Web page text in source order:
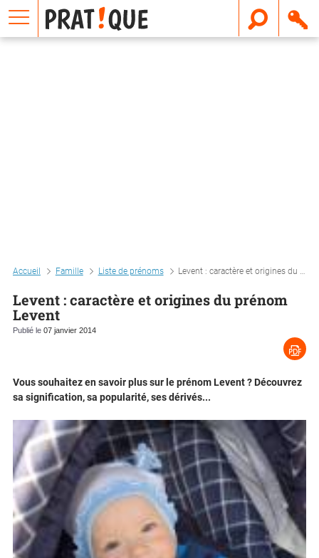
Accueil Famille Liste de prénoms Levent : caractère et origines du prénom levent
Levent : caractère et origines du prénom
Levent
Publié le 07 janvier 2014
Vous souhaitez en savoir plus sur le prénom Levent ? Découvrez
sa signification, sa popularité, ses dérivés...
E
m
a